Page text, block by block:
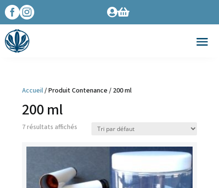
 
Accueil/ Produit Contenance / 200 ml
200 ml
7 résultats affichés